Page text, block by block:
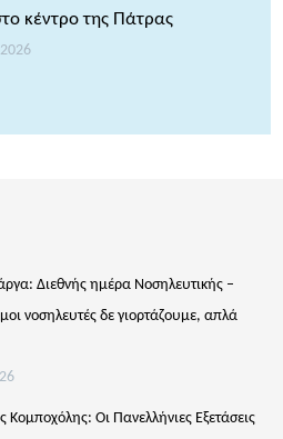
κέντρο της Πάτρας
Διεθνής ημέρα Νοσηλευτικής –
νοσηλευτές δε γιορτάζουμε, απλά
Κομποχόλης: Οι Πανελλήνιες Εξετάσεις